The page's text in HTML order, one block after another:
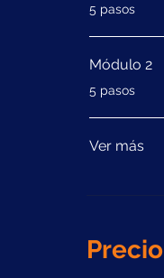
5 pasos
Módulo 2
.5 pasos
Ver más
Precio